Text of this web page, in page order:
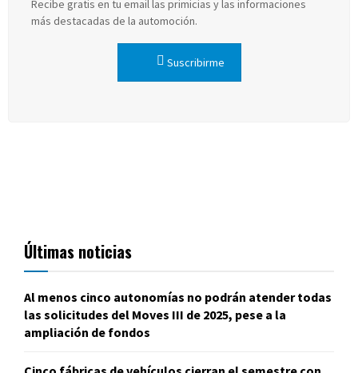
Recibe gratis en tu email las primicias y las informaciones
más destacadas de la automoción.
Suscribirme
Últimas noticias
Al menos cinco autonomías no podrán atender todas
las solicitudes del Moves III de 2025, pese a la
ampliación de fondos